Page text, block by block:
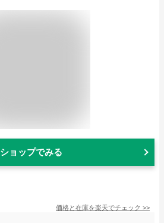
ショップでみる
価格と在庫を楽天でチェック >>